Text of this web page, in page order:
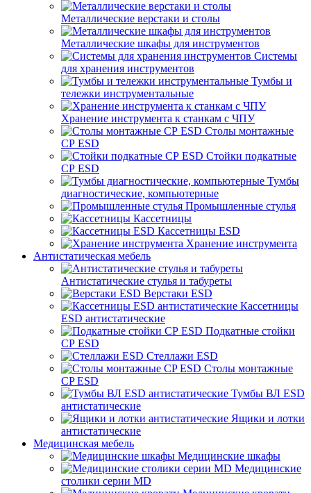
Металлические верстаки и столы
Металлические шкафы для инструментов
Системы
для хранения инструментов
Тумбы и
тележки инструментальные
Хранение инструмента к станкам с ЧПУ
Столы монтажные
СР ESD
Стойки подкатные
СР ESD
Тумбы
диагностические, компьютерные
Промышленные стулья
Кассетницы
Кассетницы ESD
Хранение инструмента
Антистатическая мебель
Антистатические стулья и табуреты
Верстаки ESD
Кассетницы
ESD антистатические
Подкатные стойки
СР ESD
Стеллажи ESD
Столы монтажные
CP ESD
Тумбы ВЛ ESD
антистатические
Ящики и лотки
антистатические
Медицинская мебель
Медицинские шкафы
Медицинские
столики серии MD